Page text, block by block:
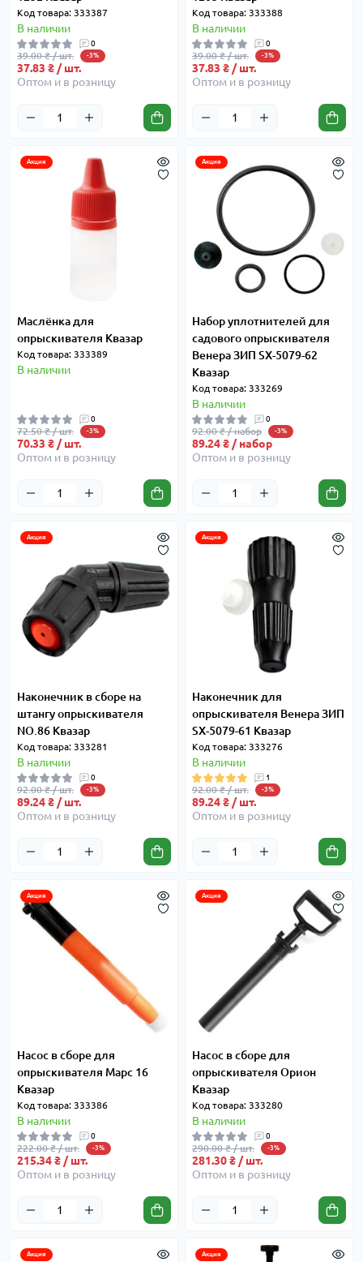
Код товара: 333387
В наличии
0
39.00 ₴ / шт. -3%
37.83 ₴ / шт.
Оптом и в розницу
Код товара: 333388
В наличии
0
39.00 ₴ / шт. -3%
37.83 ₴ / шт.
Оптом и в розницу
Акция
Маслёнка для
опрыскивателя Квазар
Код товара: 333389
В наличии
0
72.50 ₴ / шт. -3%
70.33 ₴ / шт.
Оптом и в розницу
Акция
Набор уплотнителей для
садового опрыскивателя
Венера ЗИП SX-5079-62
Квазар
Код товара: 333269
В наличии
0
92.00 ₴ / набор -3%
89.24 ₴ / набор
Оптом и в розницу
Акция
Наконечник в сборе на
штангу опрыскивателя
NO.86 Квазар
Код товара: 333281
В наличии
0
92.00 ₴ / шт. -3%
89.24 ₴ / шт.
Оптом и в розницу
Акция
Наконечник для
опрыскивателя Венера ЗИП
SX-5079-61 Квазар
Код товара: 333276
В наличии
1
92.00 ₴ / шт. -3%
89.24 ₴ / шт.
Оптом и в розницу
Акция
Насос в сборе для
опрыскивателя Марс 16
Квазар
Код товара: 333386
В наличии
0
222.00 ₴ / шт. -3%
215.34 ₴ / шт.
Оптом и в розницу
Акция
Насос в сборе для
опрыскивателя Орион
Квазар
Код товара: 333280
В наличии
0
290.00 ₴ / шт. -3%
281.30 ₴ / шт.
Оптом и в розницу
Акция Акция